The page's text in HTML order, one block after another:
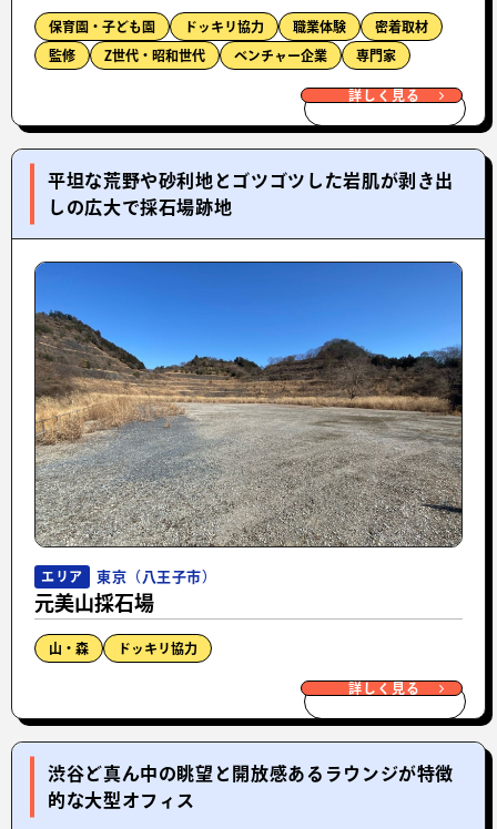
保育園・子ども園 ドッキリ協力 職業体験 密着取材
監修 Z世代・昭和世代 ベンチャー企業 専門家
詳しく見る
平坦な荒野や砂利地とゴツゴツした岩肌が剥き出
しの広大で採石場跡地
エリア 東京（八王子市）
元美山採石場
山・森 ドッキリ協力
詳しく見る
渋谷ど真ん中の眺望と開放感あるラウンジが特徴
的な大型オフィス